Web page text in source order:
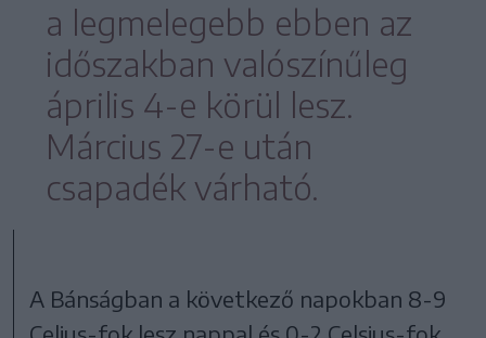
a legmelegebb ebben az
időszakban valószínűleg
április 4-e körül lesz.
Március 27-e után
csapadék várható.
A Bánságban a következő napokban 8-9